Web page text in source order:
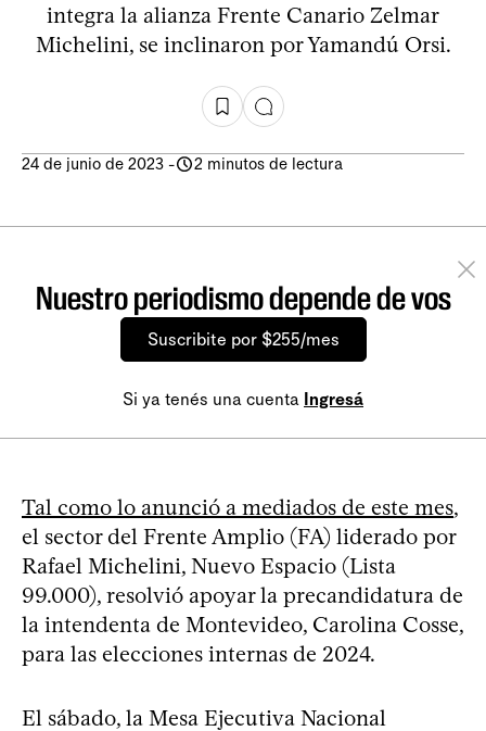
integra la alianza Frente Canario Zelmar
Michelini, se inclinaron por Yamandú Orsi.
24 de junio de 2023 - 2 minutos de lectura
Nuestro periodismo depende de vos
Suscribite por $255/mes
Si ya tenés una cuenta Ingresá
Tal como lo anunció a mediados de este mes,
el sector del Frente Amplio (FA) liderado por
Rafael Michelini, Nuevo Espacio (Lista
99.000), resolvió apoyar la precandidatura de
la intendenta de Montevideo, Carolina Cosse,
para las elecciones internas de 2024.
El sábado, la Mesa Ejecutiva Nacional